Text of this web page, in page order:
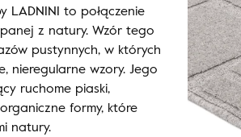
LADNINI to połączenie
z natury. Wzór tego
pustynnych, w których
nieregularne wzory. Jego
ruchome piaski,
formy, które
natury.